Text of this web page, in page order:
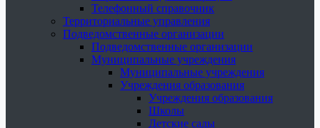
Телефонный справочник
Территориальные управления
Подведомственные организации
Подведомственные организации
Муниципальные учреждения
Муниципальные учреждения
Учреждения образования
Учреждения образования
Школы
Детские сады